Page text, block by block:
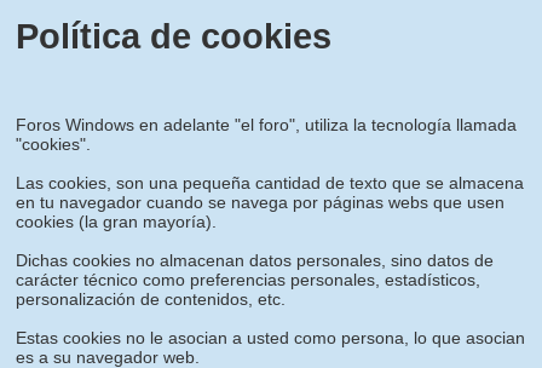
Política de cookies
Foros Windows en adelante "el foro", utiliza la tecnología llamada
"cookies".
Las cookies, son una pequeña cantidad de texto que se almacena
en tu navegador cuando se navega por páginas webs que usen
cookies (la gran mayoría).
Dichas cookies no almacenan datos personales, sino datos de
carácter técnico como preferencias personales, estadísticos,
personalización de contenidos, etc.
Estas cookies no le asocian a usted como persona, lo que asocian
es a su navegador web.